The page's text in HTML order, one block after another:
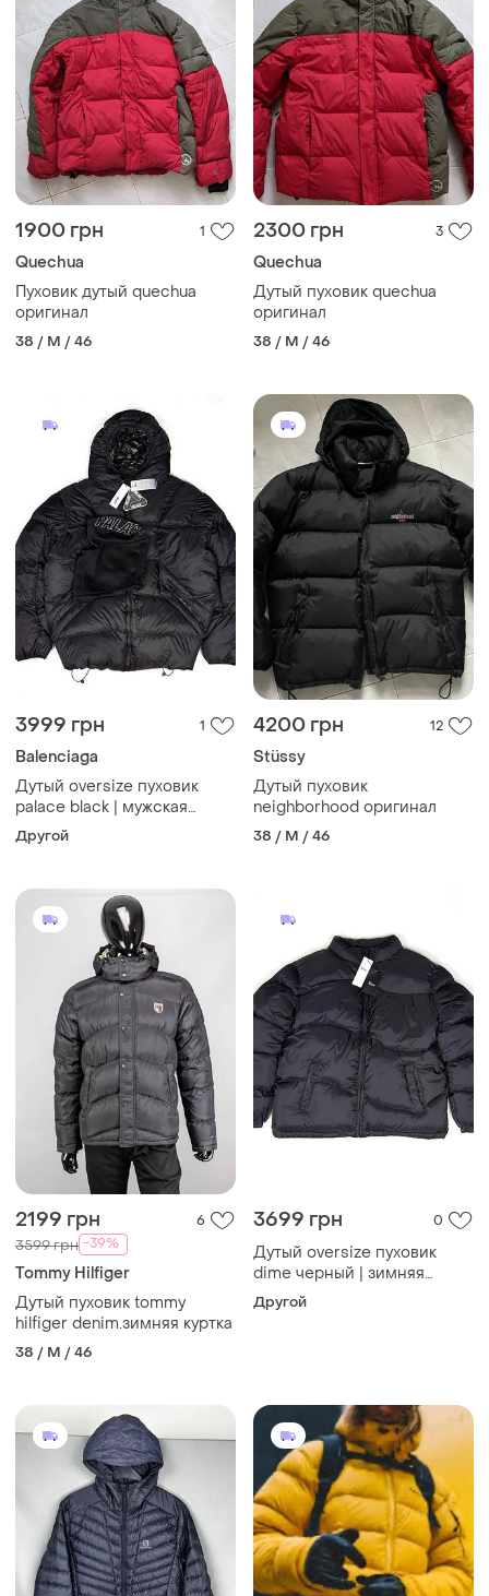
1900 грн 1
Quechua
Пуховик дутый quechua
оригинал
38 / M / 46
2300 грн 3
Quechua
Дутый пуховик quechua
оригинал
38 / M / 46
3999 грн 1
Balenciaga
Дутый oversize пуховик
palace black | мужская
зимняя куртка / курточка
palace с балаклавой
Другой
4200 грн 12
Stüssy
Дутый пуховик
neighborhood оригинал
38 / M / 46
2199 грн 6
3599 грн -39%
Tommy Hilfiger
Дутый пуховик tommy
hilfiger denim.зимняя куртка
38 / M / 46
3699 грн 0
Дутый oversize пуховик
dime черный | зимняя
куртка пухан унисекс dime x
corteiz,
Другой